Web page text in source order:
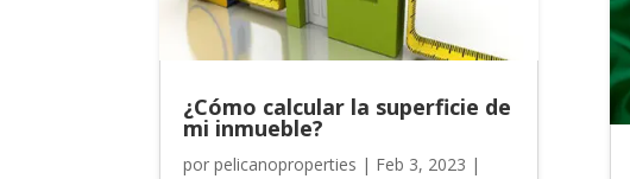
¿Cómo calcular la superficie de
mi inmueble?
porpelicanoproperties | Feb 3, 2023 |